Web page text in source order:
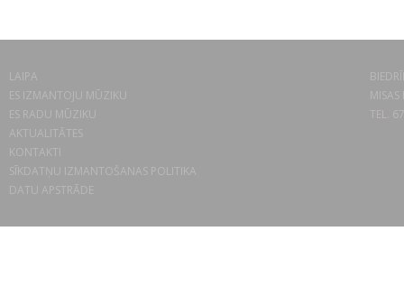
LAIPA
ES IZMANTOJU MŪZIKU
ES RADU MŪZIKU
AKTUALITĀTES
KONTAKTI
SĪKDATŅU IZMANTOŠANAS POLITIKA
DATU APSTRĀDE
TEL.